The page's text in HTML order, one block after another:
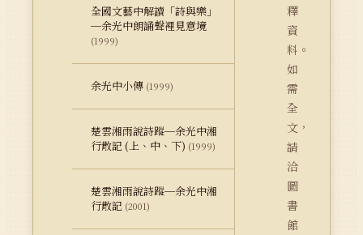
全國文藝中解讀「詩與樂」
─余光中朗誦聲裡見意境
(1999)
余光中小傳 (1999)
楚雲湘雨說詩蹤─余光中湘
行散記 (上、中、下) (1999)
楚雲湘雨說詩蹤─余光中湘
行散記 (2001)
釋
資
料。
如
需
全
文，
請
洽
圖
書
館